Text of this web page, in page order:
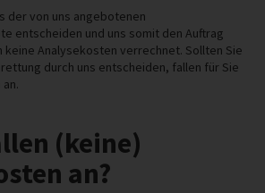
der von uns angebotenen
entscheiden und uns somit den Auftrag
keine Analysekosten verrechnet. Sollten Sie
durch uns entscheiden, fallen für Sie
(keine)
an?